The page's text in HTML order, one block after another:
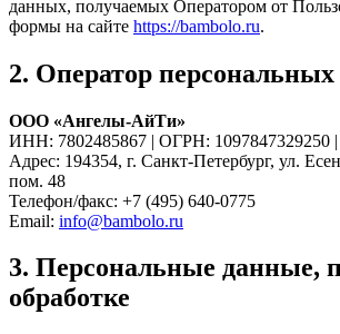
данных, получаемых Оператором от
формы на сайте https://bambolo.ru.
2. Оператор
ООО «Ангелы-АйТи»
ИНН: 7802485867 | ОГРН: 1097847329250
Адрес: 194354, г. Санкт-Петербург, ул.
пом. 48
Телефон/факс: +7 (495) 640-0775
Email: info@bambolo.ru
3. Персональные данные,
обработке